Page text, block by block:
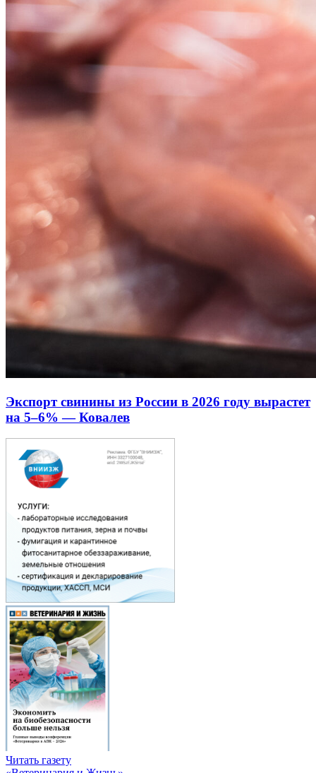
Экспорт свинины из России в 2026 году вырастет
на 5–6% — Ковалев
Читать газету